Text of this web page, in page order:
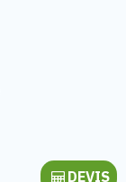
DEVIS